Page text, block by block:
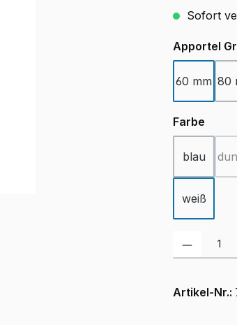
Sofort
Apportel
60 mm 80
Farbe
blau
weiß
Produkt
Artikel-Nr.: